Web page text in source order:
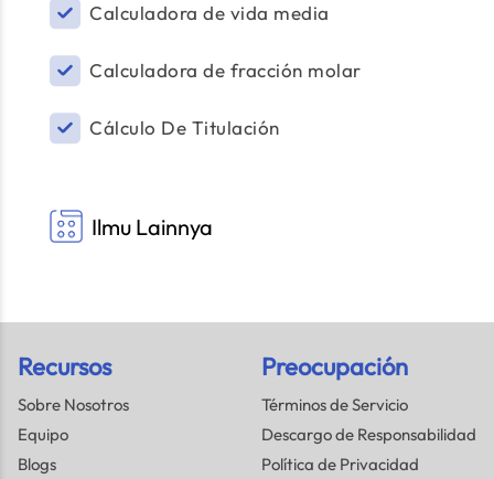
Calculadora de vida media
Calculadora de fracción molar
Cálculo De Titulación
Ilmu Lainnya
Recursos
Sobre Nosotros
Equipo
Blogs
Preocupación
Términos de Servicio
Descargo de Responsabilidad
Política de Privacidad